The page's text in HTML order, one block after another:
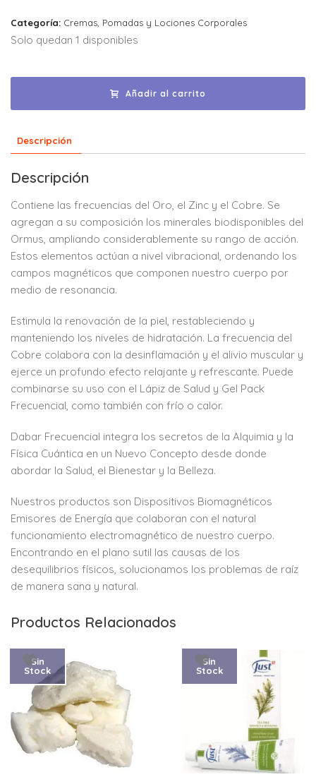
Categoría: Cremas, Pomadas y Lociones Corporales
Solo quedan 1 disponibles
Añadir al carrito
Descripción
Descripción
Contiene las frecuencias del Oro, el Zinc y el Cobre. Se
agregan a su composición los minerales biodisponibles del
Ormus, ampliando considerablemente su rango de acción.
Estos elementos actúan a nivel vibracional, ordenando los
campos magnéticos que componen nuestro cuerpo por
medio de resonancia.
Estimula la renovación de la piel, restableciendo y
manteniendo los niveles de hidratación. La frecuencia del
Cobre colabora con la desinflamación y el alivio muscular y
ejerce un profundo efecto relajante y refrescante. Puede
combinarse su uso con el Lápiz de Salud y Gel Pack
Frecuencial, como también con frío o calor.
Dabar Frecuencial integra los secretos de la Alquimia y la
Física Cuántica en un Nuevo Concepto desde donde
abordar la Salud, el Bienestar y la Belleza.
Nuestros productos son Dispositivos Biomagnéticos
Emisores de Energía que colaboran con el natural
funcionamiento electromagnético de nuestro cuerpo.
Encontrando en el plano sutil las causas de los
desequilibrios físicos, solucionamos los problemas de raíz
de manera sana y natural.
Productos Relacionados
Sin
Stock
Sin
Stock